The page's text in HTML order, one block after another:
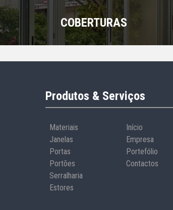
COBERTURAS
Produtos & Serviços
Materiais
Janelas
Portas
Portões
Serralharia
Estores
Início
Empresa
Portefólio
Contactos